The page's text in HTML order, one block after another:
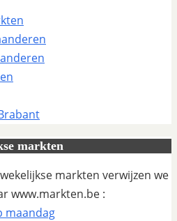
markten
markten verwijzen we
www.markten.be :
maandag